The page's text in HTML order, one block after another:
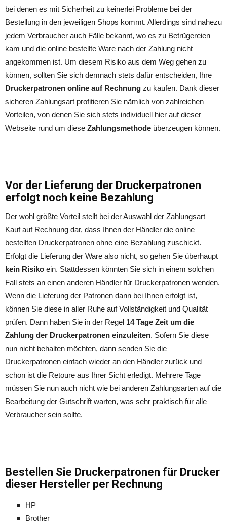
Telefon:
+49 (0) 2331 - 788 73 00
Fax:
+49 (0) 2331 - 788 73 10
Soziale Kanäle:
Weiterführende Informationen:
AGB
bei denen es mit Sicherheit zu keinerlei Probleme bei der
Bestellung in den jeweiligen Shops kommt. Allerdings sind nahezu
jedem Verbraucher auch Fälle bekannt, wo es zu Betrügereien
kam und die online bestellte Ware nach der Zahlung nicht
angekommen ist. Um diesem Risiko aus dem Weg gehen zu
können, sollten Sie sich demnach stets dafür entscheiden, Ihre
Druckerpatronen online auf Rechnung zu kaufen. Dank dieser
sicheren Zahlungsart profitieren Sie nämlich von zahlreichen
Vorteilen, von denen Sie sich stets individuell hier auf dieser
Webseite rund um diese Zahlungsmethode überzeugen können.
Vor der Lieferung der Druckerpatronen
erfolgt noch keine Bezahlung
Der wohl größte Vorteil stellt bei der Auswahl der Zahlungsart
Kauf auf Rechnung dar, dass Ihnen der Händler die online
bestellten Druckerpatronen ohne eine Bezahlung zuschickt.
Erfolgt die Lieferung der Ware also nicht, so gehen Sie überhaupt
kein Risiko ein. Stattdessen könnten Sie sich in einem solchen
Fall stets an einen anderen Händler für Druckerpatronen wenden.
Wenn die Lieferung der Patronen dann bei Ihnen erfolgt ist,
können Sie diese in aller Ruhe auf Vollständigkeit und Qualität
prüfen. Dann haben Sie in der Regel 14 Tage Zeit um die
Zahlung der Druckerpatronen einzuleiten. Sofern Sie diese
nun nicht behalten möchten, dann senden Sie die
Druckerpatronen einfach wieder an den Händler zurück und
schon ist die Retoure aus Ihrer Sicht erledigt. Mehrere Tage
müssen Sie nun auch nicht wie bei anderen Zahlungsarten auf die
Bearbeitung der Gutschrift warten, was sehr praktisch für alle
Verbraucher sein sollte.
Bestellen Sie Druckerpatronen für Drucker
dieser Hersteller per Rechnung
HP
Brother